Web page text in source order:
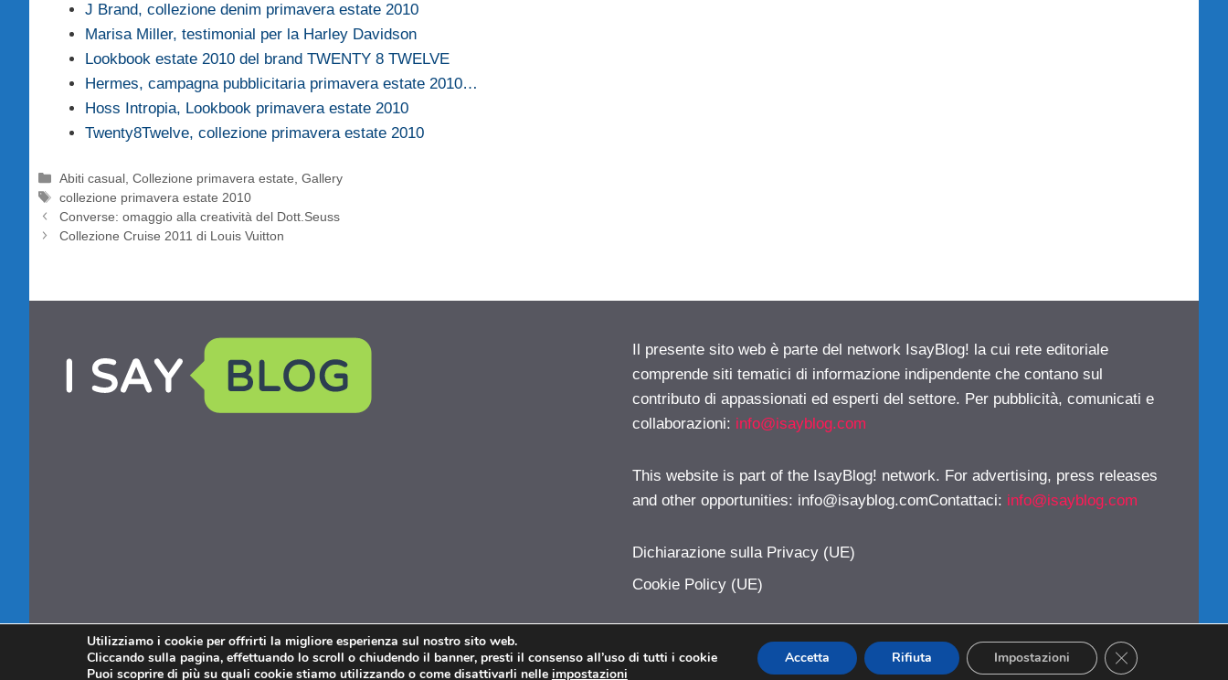
J Brand, collezione denim primavera estate 2010
Marisa Miller, testimonial per la Harley Davidson
Lookbook estate 2010 del brand TWENTY 8 TWELVE
Hermes, campagna pubblicitaria primavera estate 2010…
Hoss Intropia, Lookbook primavera estate 2010
Twenty8Twelve, collezione primavera estate 2010
Categorie
Abiti casual ,Collezione primavera estate ,Gallery
Tag
collezione primavera estate 2010
Converse: omaggio alla creatività del Dott.Seuss
Collezione Cruise 2011 di Louis Vuitton
Il presente sito web è parte del network IsayBlog! la cui rete editoriale
comprende siti tematici di informazione indipendente che contano sul
contributo di appassionati ed esperti del settore. Per pubblicità, comunicati e
collaborazioni: info@isayblog.com
This website is part of the IsayBlog! network. For advertising, press releases
and other opportunities: info@isayblog.comContattaci: info@isayblog.com
Dichiarazione sulla Privacy (UE)
Cookie Policy (UE)
Modalizer.com © 2026. All right reserverd.
Utilizziamo i cookie per offrirti la migliore esperienza sul nostro sito web.
Cliccando sulla pagina, effettuando lo scroll o chiudendo il banner, presti il consenso all’uso di tutti i cookie
Puoi scoprire di più su quali cookie stiamo utilizzando o come disattivarli nelle impostazioni
Accetta Rifiuta Impostazioni CLOSE GDPR